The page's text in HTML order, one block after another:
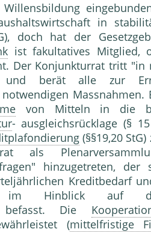
in
doch hat der
ist fakultatives Mitglied,
Der Konjunkturrat tritt "in
und berät alle zur
Massnahmen.
von Mitteln in die
- ausgleichsrücklage (§
(§§19,20
als
hinzugetreten,
Kreditbedarf
im Hinblick auf
befasst. Die
(mittelfristige